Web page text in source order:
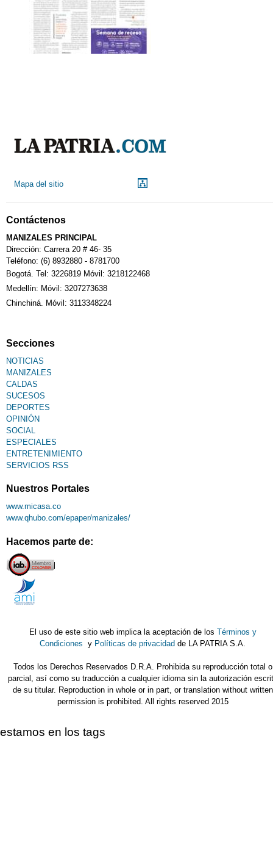
Mapa del sitio
Contáctenos
MANIZALES PRINCIPAL
Dirección: Carrera 20 # 46- 35
Teléfono: (6) 8932880 - 8781700
Bogotá. Tel: 3226819 Móvil: 3218122468
Medellín: Móvil: 3207273638
Chinchiná. Móvil: 3113348224
Secciones
NOTICIAS
MANIZALES
CALDAS
SUCESOS
DEPORTES
OPINIÓN
SOCIAL
ESPECIALES
ENTRETENIMIENTO
SERVICIOS RSS
Nuestros Portales
www.micasa.co
www.qhubo.com/epaper/manizales/
Hacemos parte de:
El uso de este sitio web implica la aceptación de los Términos y
Condiciones y Políticas de privacidad de LA PATRIA S.A.
Todos los Derechos Reservados D.R.A. Prohibida su reproducción total o
parcial, así como su traducción a cualquier idioma sin la autorización
de su titular. Reproduction in whole or in part, or translation without written
permission is prohibited. All rights reserved 2015
estamos en los tags